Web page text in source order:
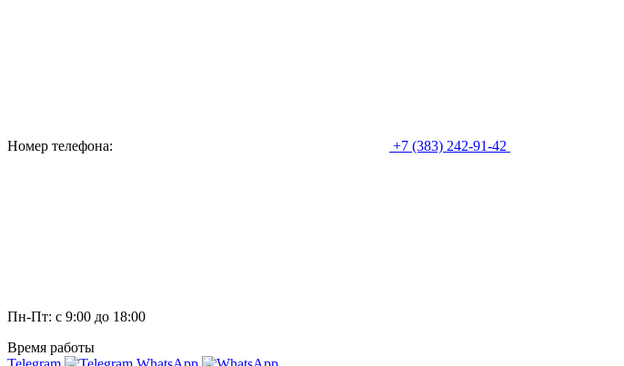
Номер телефона: +7 (383) 242-91-42
Пн-Пт: с 9:00 до 18:00
Время работы